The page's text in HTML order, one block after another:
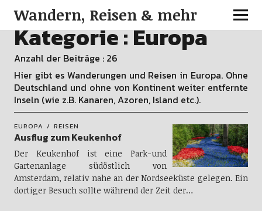
Wandern, Reisen & mehr
Kategorie :Europa
Anzahl der Beiträge : 26
Hier gibt es Wanderungen und Reisen in Europa. Ohne
Deutschland und ohne von Kontinent weiter entfernte
Inseln (wie z.B. Kanaren, Azoren, Island etc.).
EUROPA REISEN
Ausflug zum Keukenhof
Der Keukenhof ist eine Park-und
Gartenanlage südöstlich von
Amsterdam, relativ nahe an der Nordseeküste gelegen. Ein
dortiger Besuch sollte während der Zeit der…